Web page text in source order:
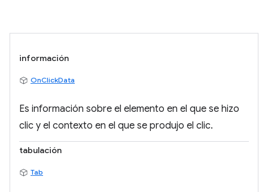
información
OnClickData
Es información sobre el elemento en el que se hizo
clic y el contexto en el que se produjo el clic.
tabulación
Tab